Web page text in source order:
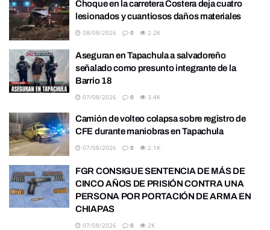
Choque en la carretera Costera deja cuatro
lesionados y cuantiosos daños materiales
08/08/2026 0 2.2K
Aseguran en Tapachula a salvadoreño
señalado como presunto integrante de la
Barrio 18
07/08/2026 0 3.4K
Camión de volteo colapsa sobre registro de
CFE durante maniobras en Tapachula
07/08/2026 0 2.1K
FGR CONSIGUE SENTENCIA DE MÁS DE
CINCO AÑOS DE PRISIÓN CONTRA UNA
PERSONA POR PORTACIÓN DE ARMA EN
CHIAPAS
07/08/2026 0 2K